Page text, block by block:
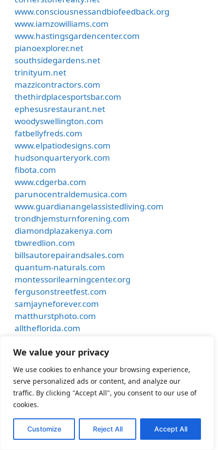
We value your privacy
We use cookies to enhance your browsing experience,
serve personalized ads or content, and analyze our
traffic. By clicking "Accept All", you consent to our use of
cookies.
Customize Reject All Accept All
www.consciousnessandbiofeedback.org
www.iamzowilliams.com
www.hastingsgardencenter.com
pianoexplorer.net
southsidegardens.net
trinityum.net
mazzicontractors.com
thethirdplacesportsbar.com
ephesusrestaurant.net
woodyswellington.com
fatbellyfreds.com
www.elpatiodesigns.com
hudsonquarteryork.com
fibota.com
www.cdgerba.com
parunocentraldemusica.com
www.guardianangelassistedliving.com
trondhjemsturnforening.com
diamondplazakenya.com
tbwredlion.com
billsautorepairandsales.com
quantum-naturals.com
montessorilearningcenter.org
fergusonstreetfest.com
samjayneforever.com
matthurstphoto.com
alltheflorida.com
carsinkauai.com
millstreetchurchofchrist.org
parasailingvacadestinflorida.com
pride-realty.net
alphadynamicshealth.com
hanlintearoom.com
funnyduckfarms.com